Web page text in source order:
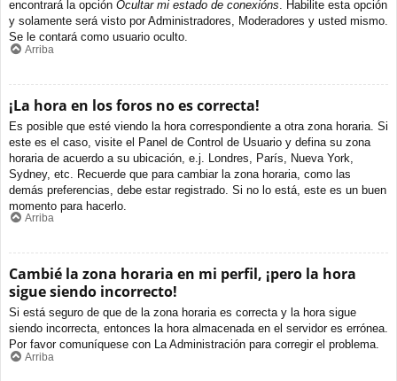
encontrará la opción Ocultar mi estado de conexións. Habilite esta opción
y solamente será visto por Administradores, Moderadores y usted mismo.
Se le contará como usuario oculto.
Arriba
¡La hora en los foros no es correcta!
Es posible que esté viendo la hora correspondiente a otra zona horaria. Si
este es el caso, visite el Panel de Control de Usuario y defina su zona
horaria de acuerdo a su ubicación, e.j. Londres, París, Nueva York,
Sydney, etc. Recuerde que para cambiar la zona horaria, como las
demás preferencias, debe estar registrado. Si no lo está, este es un buen
momento para hacerlo.
Arriba
Cambié la zona horaria en mi perfil, ¡pero la hora
sigue siendo incorrecto!
Si está seguro de que de la zona horaria es correcta y la hora sigue
siendo incorrecta, entonces la hora almacenada en el servidor es errónea.
Por favor comuníquese con La Administración para corregir el problema.
Arriba